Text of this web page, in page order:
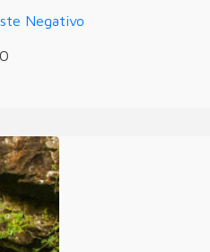
Negativo